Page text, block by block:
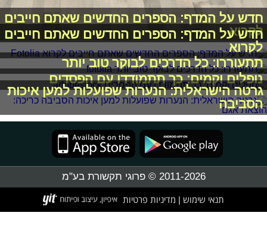
חדש על המדף: הספרים החדשים שאתם חייבים
לקרוא
חדש על המדף: הספרים החדשים שאתם חייבים
לקרוא
תתעוררו: כל הדרכים לבוקר טוב יותר
נופלים וקמים: כך תתמודדו עם הפסדים
גרטה הישראלית: הנערות שפועלות למען איכות
הסביבה
2011-2026 © פרוגי תקשורת בע"מ
תנאי שימוש מדיניות פרטיות